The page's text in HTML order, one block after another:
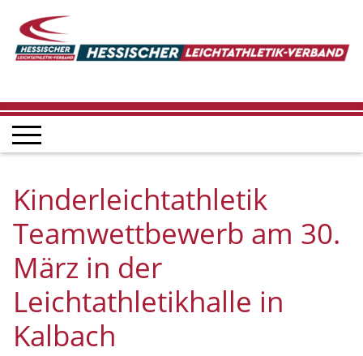
Kinderleichtathletik
Teamwettbewerb am 30.
März in der
Leichtathletikhalle in
Kalbach